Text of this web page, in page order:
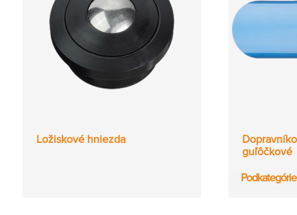
Ložiskové hniezda
guľôčkové
Podkategórie